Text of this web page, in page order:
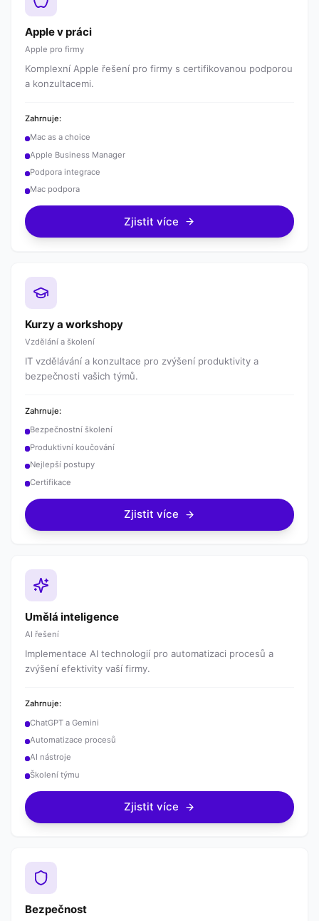
Apple v práci
Apple pro firmy
Komplexní Apple řešení pro firmy s certifikovanou podporou
a konzultacemi.
Zahrnuje:
Mac as a choice
Apple Business Manager
Podpora integrace
Mac podpora
Zjistit více
Kurzy a workshopy
Vzdělání a školení
IT vzdělávání a konzultace pro zvýšení produktivity a
bezpečnosti vašich týmů.
Zahrnuje:
Bezpečnostní školení
Produktivní koučování
Nejlepší postupy
Certifikace
Zjistit více
Umělá inteligence
AI řešení
Implementace AI technologií pro automatizaci procesů a
zvýšení efektivity vaší firmy.
Zahrnuje:
ChatGPT a Gemini
Automatizace procesů
AI nástroje
Školení týmu
Zjistit více
Bezpečnost